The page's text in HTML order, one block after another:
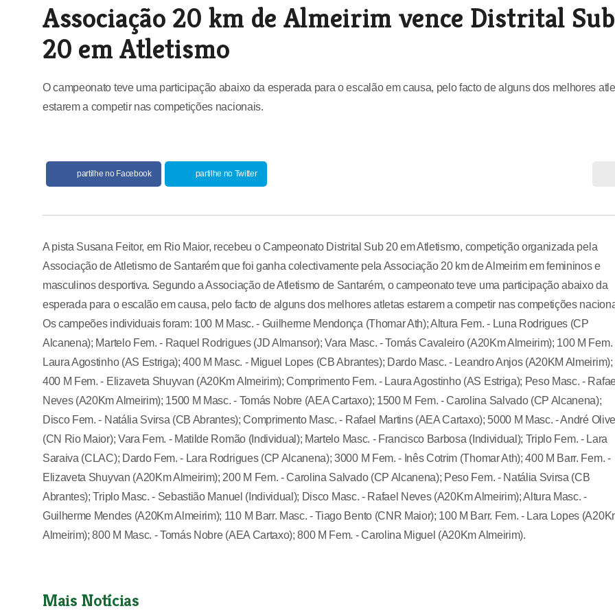
Associação 20 km de Almeirim vence Distrital Sub
20 em Atletismo
O campeonato teve uma participação abaixo da esperada para o escalão em causa, pelo facto de alguns dos melhores
estarem a competir nas competições nacionais.
partilhe no Facebook partilhe no Twitter
A pista Susana Feitor, em Rio Maior, recebeu o Campeonato Distrital Sub 20 em Atletismo, competição organizada pela
Associação de Atletismo de Santarém que foi ganha colectivamente pela Associação 20 km de Almeirim em femininos e
masculinos desportiva. Segundo a Associação de Atletismo de Santarém, o campeonato teve uma participação abaixo da
esperada para o escalão em causa, pelo facto de alguns dos melhores atletas estarem a competir nas competições
Os campeões individuais foram: 100 M Masc. - Guilherme Mendonça (Thomar Ath); Altura Fem. - Luna Rodrigues (CP
Alcanena); Martelo Fem. - Raquel Rodrigues (JD Almansor); Vara Masc. - Tomás Cavaleiro (A20Km Almeirim); 100 M Fem.
Laura Agostinho (AS Estriga); 400 M Masc. - Miguel Lopes (CB Abrantes); Dardo Masc. - Leandro Anjos (A20KM Almeirim);
400 M Fem. - Elizaveta Shuyvan (A20Km Almeirim); Comprimento Fem. - Laura Agostinho (AS Estriga); Peso Masc. -
Neves (A20Km Almeirim); 1500 M Masc. - Tomás Nobre (AEA Cartaxo); 1500 M Fem. - Carolina Salvado (CP Alcanena);
Disco Fem. - Natália Svirsa (CB Abrantes); Comprimento Masc. - Rafael Martins (AEA Cartaxo); 5000 M Masc. - André
(CN Rio Maior); Vara Fem. - Matilde Romão (Individual); Martelo Masc. - Francisco Barbosa (Individual); Triplo Fem. - Lara
Saraiva (CLAC); Dardo Fem. - Lara Rodrigues (CP Alcanena); 3000 M Fem. - Inês Cotrim (Thomar Ath); 400 M Barr. Fem. -
Elizaveta Shuyvan (A20Km Almeirim); 200 M Fem. - Carolina Salvado (CP Alcanena); Peso Fem. - Natália Svirsa (CB
Abrantes); Triplo Masc. - Sebastião Manuel (Individual); Disco Masc. - Rafael Neves (A20Km Almeirim); Altura Masc. -
Guilherme Mendes (A20Km Almeirim); 110 M Barr. Masc. - Tiago Bento (CNR Maior); 100 M Barr. Fem. - Lara Lopes
Almeirim); 800 M Masc. - Tomás Nobre (AEA Cartaxo); 800 M Fem. - Carolina Miguel (A20Km Almeirim).
Mais Notícias